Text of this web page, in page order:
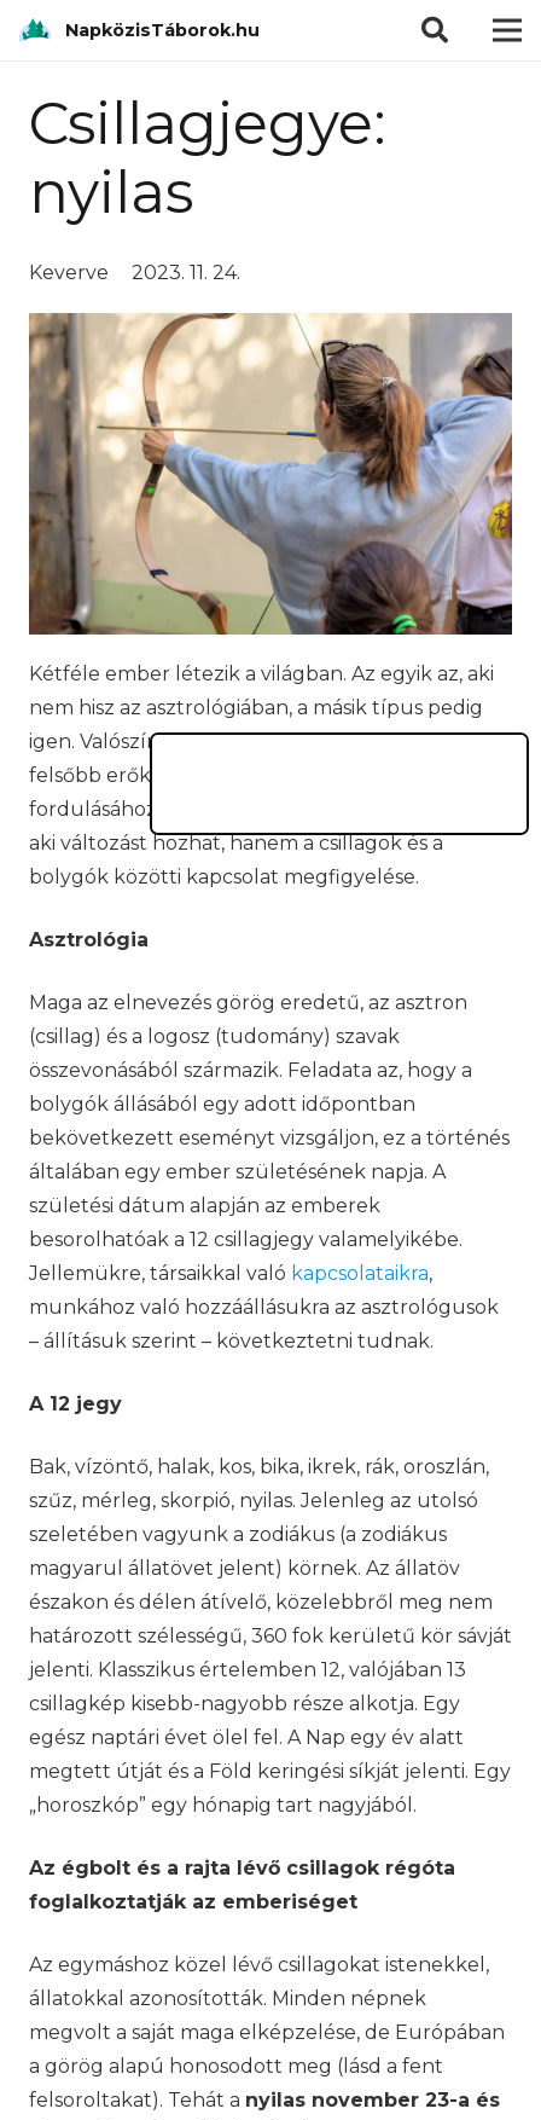
NapközisTáborok.hu
Csillagjegye:
nyilas
Keverve 2023. 11. 24.
Kétféle ember létezik a világban. Az egyik az, aki
nem hisz az asztrológiában, a másik típus pedig
igen. Valószínűleg azok bíznak benne, akik
felsőbb erőktől várnak segítséget életük jobbra
fordulásához. Egyfajta vallás, csak nem Isten az,
aki változást hozhat, hanem a csillagok és a
bolygók közötti kapcsolat megfigyelése.
Asztrológia
Maga az elnevezés görög eredetű, az asztron
(csillag) és a logosz (tudomány) szavak
összevonásából származik. Feladata az, hogy a
bolygók állásából egy adott időpontban
bekövetkezett eseményt vizsgáljon, ez a történés
általában egy ember születésének napja. A
születési dátum alapján az emberek
besorolhatóak a 12 csillagjegy valamelyikébe.
Jellemükre, társaikkal való kapcsolataikra,
munkához való hozzáállásukra az asztrológusok
– állításuk szerint – következtetni tudnak.
A 12 jegy
Bak, vízöntő, halak, kos, bika, ikrek, rák, oroszlán,
szűz, mérleg, skorpió, nyilas. Jelenleg az utolsó
szeletében vagyunk a zodiákus (a zodiákus
magyarul állatövet jelent) körnek. Az állatöv
északon és délen átívelő, közelebbről meg nem
határozott szélességű, 360 fok kerületű kör sávját
jelenti. Klasszikus értelemben 12, valójában 13
csillagkép kisebb-nagyobb része alkotja. Egy
egész naptári évet ölel fel. A Nap egy év alatt
megtett útját és a Föld keringési síkját jelenti. Egy
„horoszkóp” egy hónapig tart nagyjából.
Az égbolt és a rajta lévő csillagok régóta
foglalkoztatják az emberiséget
Az egymáshoz közel lévő csillagokat istenekkel,
állatokkal azonosították. Minden népnek
megvolt a saját maga elképzelése, de Európában
a görög alapú honosodott meg (lásd a fent
felsoroltakat). Tehát a nyilas november 23-a és